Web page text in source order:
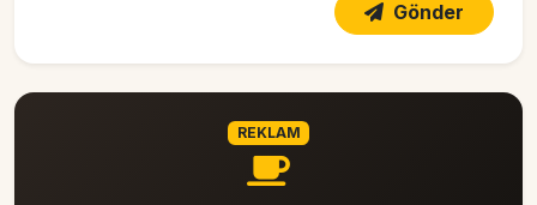
Gönder
REKLAM